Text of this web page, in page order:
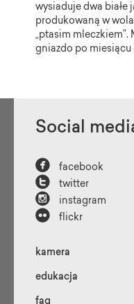
wysiaduje dwa białe
produkowaną w
„ptasim mleczkiem”.
gniazdo po miesiącu
Social
 facebook
 twitter
 instagram
 flickr
kamera
edukacja
faq